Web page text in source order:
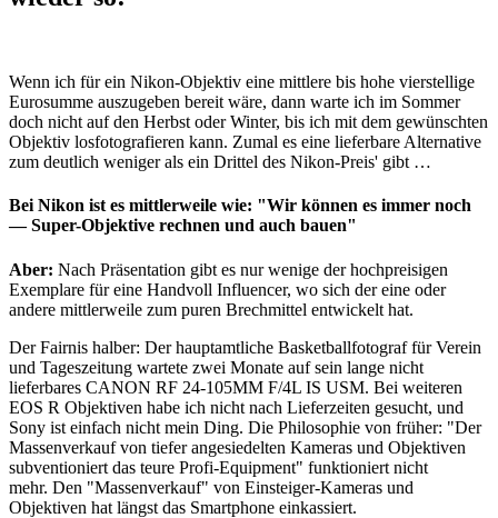
Wenn ich für ein Nikon-Objektiv eine mittlere bis hohe vierstellige
Eurosumme auszugeben bereit wäre, dann warte ich im Sommer
doch nicht auf den Herbst oder Winter, bis ich mit dem gewünschten
Objektiv losfotografieren kann. Zumal es eine lieferbare Alternative
zum deutlich weniger als ein Drittel des Nikon-Preis' gibt …
Bei Nikon ist es mittlerweile wie: "Wir können es immer noch
— Super-Objektive rechnen und auch bauen"
Aber: Nach Präsentation gibt es nur wenige der hochpreisigen
Exemplare für eine Handvoll Influencer, wo sich der eine oder
andere mittlerweile zum puren Brechmittel entwickelt hat.
Der Fairnis halber: Der hauptamtliche Basketballfotograf für Verein
und Tageszeitung wartete zwei Monate auf sein lange nicht
lieferbares CANON RF 24-105MM F/4L IS USM. Bei weiteren
EOS R Objektiven habe ich nicht nach Lieferzeiten gesucht, und
Sony ist einfach nicht mein Ding. Die Philosophie von früher: "Der
Massenverkauf von tiefer angesiedelten Kameras und Objektiven
subventioniert das teure Profi-Equipment" funktioniert nicht
mehr. Den "Massenverkauf" von Einsteiger-Kameras und
Objektiven hat längst das Smartphone einkassiert.